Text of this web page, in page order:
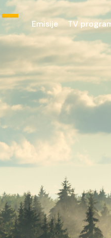
Emisije TV